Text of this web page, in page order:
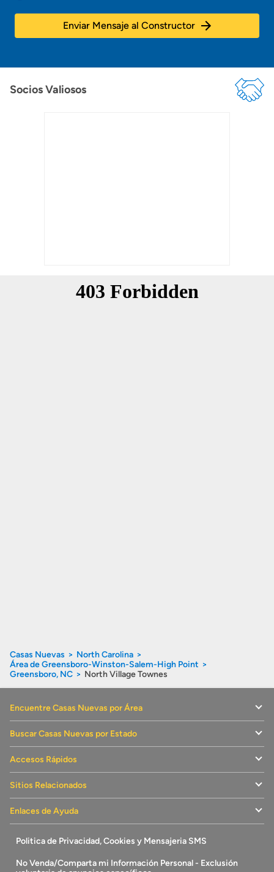
Enviar Mensaje al Constructor
Socios Valiosos
Casas Nuevas
North Carolina
Área de Greensboro-Winston-Salem-High Point
Greensboro, NC
North Village Townes
Encuentre Casas Nuevas por Área
Buscar Casas Nuevas por Estado
Accesos Rápidos
Sitios Relacionados
Enlaces de Ayuda
Politica de Privacidad, Cookies y Mensajeria SMS
No Venda/Comparta mi Información Personal - Exclusión